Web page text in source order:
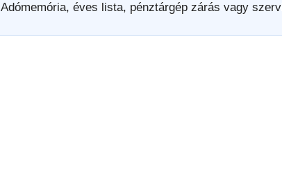
Adómemória, éves lista, pénztárgép zárás vagy